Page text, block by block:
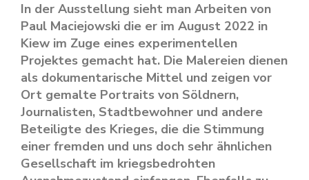
In der Ausstellung sieht man Arbeiten von
Paul Maciejowski die er im August 2022 in
Kiew im Zuge eines experimentellen
Projektes gemacht hat. Die Malereien dienen
als dokumentarische Mittel und zeigen vor
Ort gemalte Portraits von Söldnern,
Journalisten, Stadtbewohner und andere
Beteiligte des Krieges, die die Stimmung
einer fremden und uns doch sehr ähnlichen
Gesellschaft im kriegsbedrohten